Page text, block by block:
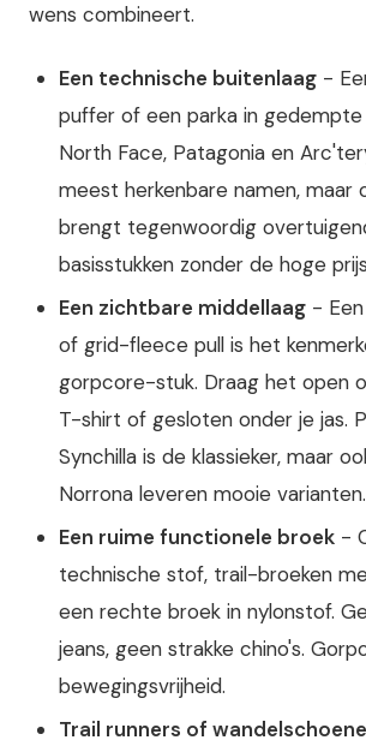
wens combineert.
Een technische buitenlaag -
puffer of een parka in gedempte
North Face, Patagonia en
meest herkenbare namen, maar
brengt tegenwoordig
basisstukken zonder de hoge
Een zichtbare middellaag -
of grid-fleece pull is het
gorpcore-stuk. Draag het open
T-shirt of gesloten onder je jas.
Synchilla is de klassieker, maar
Norrona leveren mooie varianten.
Een ruime functionele broek -
technische stof, trail-broeken
een rechte broek in nylonstof.
jeans, geen strakke chino's.
bewegingsvrijheid.
Trail runners of